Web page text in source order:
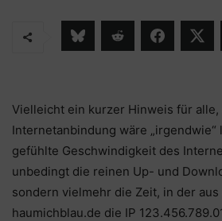
Vielleicht ein kurzer Hinweis für
Internetanbindung wäre „irgendwie“
gefühlte Geschwindigkeit des
unbedingt die reinen Up- und
sondern vielmehr die Zeit, in der aus
haumichblau.de die IP